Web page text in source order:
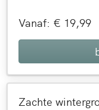
Vanaf: € 19,99
Zachte